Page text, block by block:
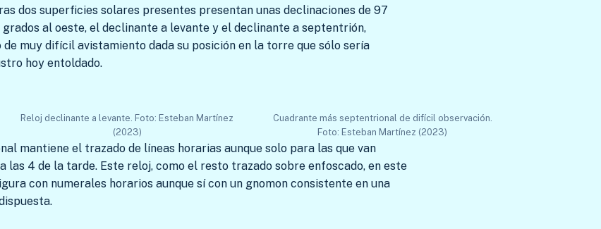
dos superficies solares presentes presentan unas declinaciones de 97
grados al oeste, el declinante a levante y el declinante a septentrión,
muy difícil avistamiento dada su posición en la torre que sólo sería
hoy entoldado.
Reloj declinante a levante. Foto: Esteban Martínez
(2023)
Cuadrante más septentrional de difícil observación.
Foto: Esteban Martínez (2023)
mantiene el trazado de líneas horarias aunque solo para las que van
las 4 de la tarde. Este reloj, como el resto trazado sobre enfoscado, en este
con numerales horarios aunque sí con un gnomon consistente en una